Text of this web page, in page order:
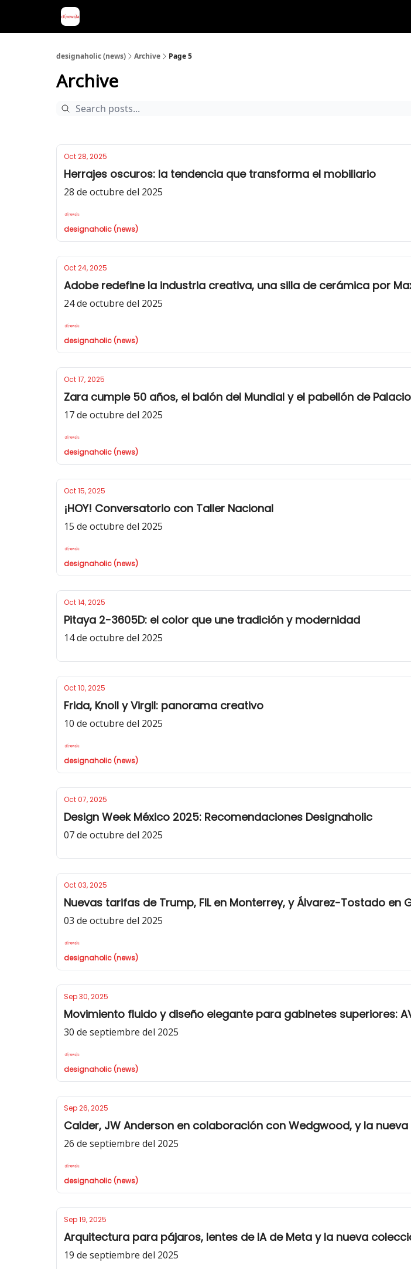
designaholic (news) Archive Page 5
Archive
Oct 28, 2025
Herrajes oscuros: la tendencia que transforma el mobiliario
28 de octubre del 2025
designaholic (news)
Oct 24, 2025
Adobe redefine la industria creativa, una silla de cerámica por
24 de octubre del 2025
designaholic (news)
Oct 17, 2025
Zara cumple 50 años, el balón del Mundial y el pabellón de
17 de octubre del 2025
designaholic (news)
Oct 15, 2025
¡HOY! Conversatorio con Taller Nacional
15 de octubre del 2025
designaholic (news)
Oct 14, 2025
Pitaya 2-3605D: el color que une tradición y modernidad
14 de octubre del 2025
Oct 10, 2025
Frida, Knoll y Virgil: panorama creativo
10 de octubre del 2025
designaholic (news)
Oct 07, 2025
Design Week México 2025: Recomendaciones Designaholic
07 de octubre del 2025
Oct 03, 2025
Nuevas tarifas de Trump, FIL en Monterrey, y Álvarez-Tostado en
03 de octubre del 2025
designaholic (news)
Sep 30, 2025
Movimiento fluido y diseño elegante para gabinetes superiores:
30 de septiembre del 2025
designaholic (news)
Sep 26, 2025
Calder, JW Anderson en colaboración con Wedgwood, y la
26 de septiembre del 2025
designaholic (news)
Sep 19, 2025
Arquitectura para pájaros, lentes de IA de Meta y la nueva
19 de septiembre del 2025